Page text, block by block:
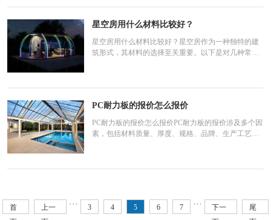
以木质纤维或其他植物纤维为原料，经纤维制备、树
脂或其他合适的胶粘剂与添加剂混合、压制成型和干
燥等工艺制成
星空房用什么材料比较好？
星空房用什么材料比较好？星空房作为一种独特的建
筑形式，其材料的选择至关重要。以下是对几种常见
装和运输有一
PC耐力板的报价怎么报价
PC耐力板的报价怎么报价PC耐力板的报价涉及多个因
素，包括材料质量、厚度、规格、品牌、生产工艺以
首
上一
··· 3 4 5 6 7 ···
下一
尾